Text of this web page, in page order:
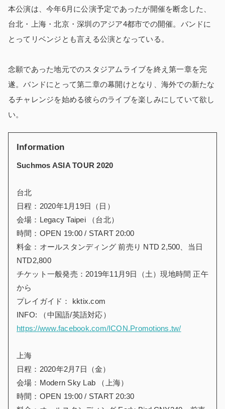
本公演は、今年6月に公演予定であったが開催を断念した、
台北・上海・北京・深圳のアジア4都市での開催。バンドに
とってリベンジとも言える公演となっている。
念願であった地元でのスタジアムライブを終え第一章を完
遂。バンドにとって第二章の幕開けとなり、海外での新たな
るチャレンジを始める彼らのライブを楽しみにしていて欲し
い。
Information
Suchmos ASIA TOUR 2020
台北
日程：2020年1月19日（日）
会場：Legacy Taipei （台北）
時間：OPEN 19:00 / START 20:00
料金：オールスタンディング 前売り NTD 2,500、当日
NTD2,800
チケット一般発売：2019年11月9日（土）現地時間 正午
から
プレイガイド： kktix.com
INFO: （中国語/英語対応）
https://www.facebook.com/ICON.Promotions.tw/
上海
日程：2020年2月7日（金）
会場：Modern Sky Lab （上海）
時間：OPEN 19:00 / START 20:30